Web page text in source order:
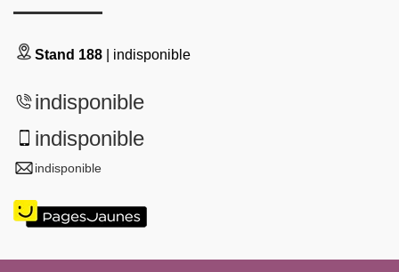
Stand 188 | indisponible
indisponible
indisponible
indisponible